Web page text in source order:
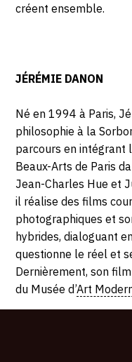
créent ensemble.
JÉRÉMIE DANON
Né en 1994 à Paris,
philosophie à la
parcours en intégrant
Beaux-Arts de Paris
Jean-Charles Hue et
il réalise des films
photographiques et
hybrides, dialoguant
questionne le réel et
Dernièrement, son
du Musée d’Art